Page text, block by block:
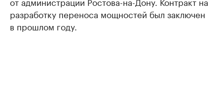
разработку переноса мощностей был заключен
в прошлом году.